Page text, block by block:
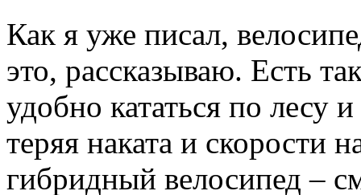
Как я уже писал,
это, рассказываю. Есть
удобно кататься по лесу
теряя наката и скорости
гибридный велосипед –